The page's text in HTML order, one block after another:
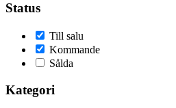
Status
Till salu
Kommande
Sålda
Kategori